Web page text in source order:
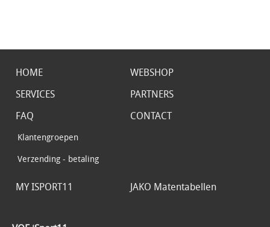
HOME
WEBSHOP
SERVICES
PARTNERS
FAQ
Klantengroepen
Verzending - betaling
CONTACT
MY ISPORT11 JAKO Matentabellen